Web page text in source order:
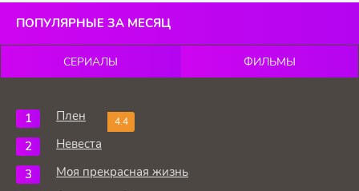
ПОПУЛЯРНЫЕ ЗА МЕСЯЦ
СЕРИАЛЫ ФИЛЬМЫ
4.4
Плен
Невеста
Моя прекрасная жизнь